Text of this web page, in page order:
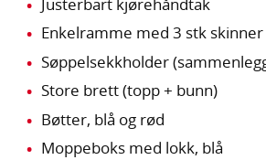
Enkelramme med 3 stk
Søppelsekkholder
Store brett (topp + bunn)
Bøtter, blå og rød
Moppeboks med lokk, blå